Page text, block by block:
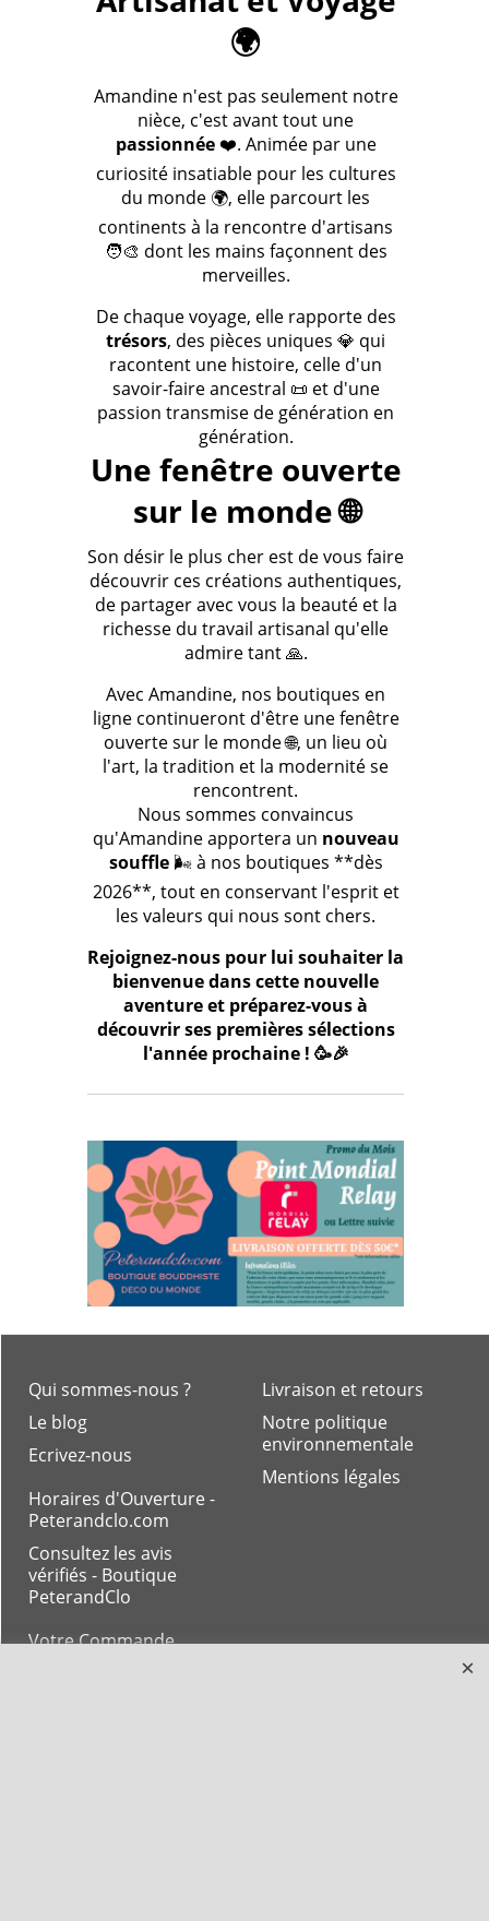
🌍
Amandine n'est pas seulement notre
nièce, c'est avant tout une
passionnée❤️. Animée par une
curiosité insatiable pour les cultures
du monde 🌍, elle parcourt les
continents à la rencontre d'artisans
🧑‍🎨 dont les mains façonnent des
merveilles.
De chaque voyage, elle rapporte des
trésors, des pièces uniques 💎 qui
racontent une histoire, celle d'un
savoir-faire ancestral 📜 et d'une
passion transmise de génération en
génération.
Une fenêtre ouverte
sur le monde 🌐
Son désir le plus cher est de vous faire
découvrir ces créations authentiques,
de partager avec vous la beauté et la
richesse du travail artisanal qu'elle
admire tant 🙏.
Avec Amandine, nos boutiques en
ligne continueront d'être une fenêtre
ouverte sur le monde 🌐, un lieu où
l'art, la tradition et la modernité se
rencontrent.
Nous sommes convaincus
qu'Amandine apportera un nouveau
souffle🌬️ à nos boutiques **dès
2026**, tout en conservant l'esprit et
les valeurs qui nous sont chers.
Rejoignez-nous pour lui souhaiter la
bienvenue dans cette nouvelle
aventure et préparez-vous à
découvrir ses premières sélections
l'année prochaine ! 🥳🎉
Livraison et retours
Notre politique
environnementale
Mentions légales
Qui sommes-nous ?
Le blog
Ecrivez-nous
Horaires d'Ouverture -
Peterandclo.com
Consultez les avis
vérifiés - Boutique
PeterandClo
Votre Commande